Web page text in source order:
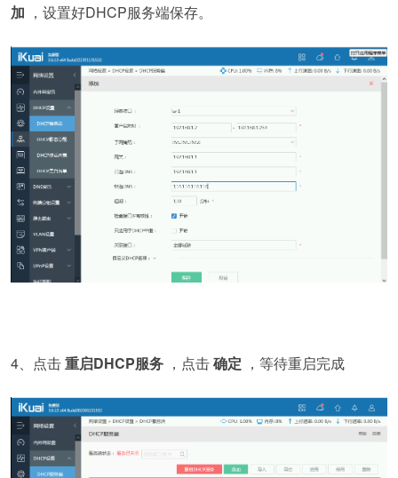
加 ，设置好DHCP服务端保存。
4、点击重启DHCP服务 ，点击确定 ，等待重启完成